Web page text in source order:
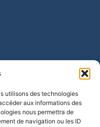
utilisons des technologies
aux informations des
nous permettra de
de navigation ou les ID